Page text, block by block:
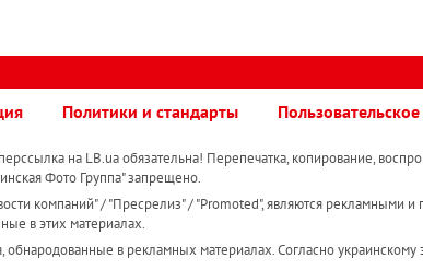
Политики и стандарты
на LB.ua обязательна! Перепечатка, копирование,
Фото Группа" запрещено.
компаний" / "Пресрелиз" / "Promoted", являются рекламными и
в этих материалах.
в рекламных материалах. Согласно украинскому